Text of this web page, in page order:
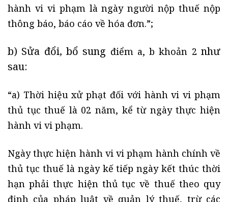
hành vi vi phạm là ngày người nộp thuế nộp
thông báo, báo cáo về hóa đơn.”;
b) Sửa đổi, bổ sung điểm a, b khoản 2như
sau:
“a) Thời hiệu xử phạt đối với hành vi vi phạm
thủ tục thuế là 02 năm, kể từ ngày thực hiện
hành vi vi phạm.
Ngày thực hiện hành vi vi phạm hành chính về
thủ tục thuế là ngày kế tiếp ngày kết thúc thời
hạn phải thực hiện thủ tục về thuế theo quy
định của pháp luật về quản lý thuế, trừ các